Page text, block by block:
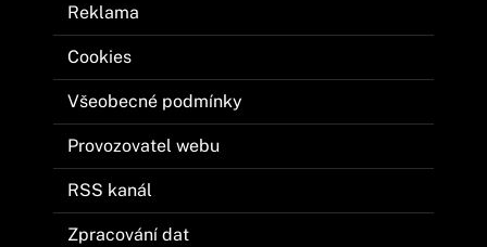
Reklama
Cookies
Všeobecné podmínky
Provozovatel webu
RSS kanál
Zpracování dat